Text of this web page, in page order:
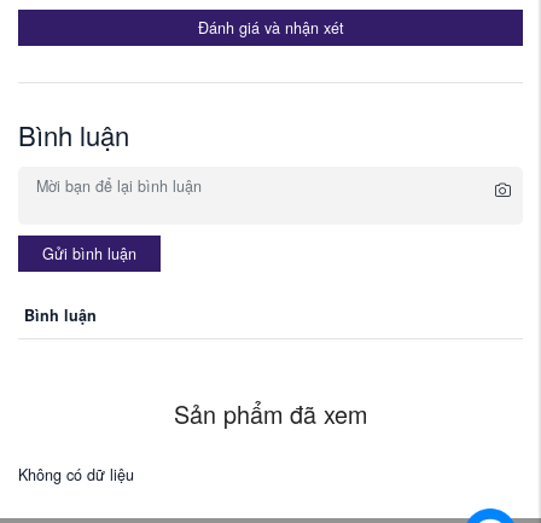
Đánh giá và nhận xét
Bình luận
Gửi bình luận
Bình luận
Sản phẩm đã xem
Không có dữ liệu